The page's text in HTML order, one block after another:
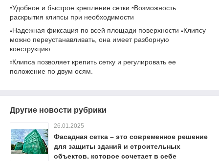
▫️Удобное и быстрое крепление сетки ▫️Возможность
раскрытия клипсы при необходимости
▫️Надежная фиксация по всей площади поверхности ▫️Клипсу
можно переустанавливать, она имеет разборную
конструкцию
▫️Клипса позволяет крепить сетку и регулировать ее
положение по двум осям.
Другие новости рубрики
26.01.2025
Фасадная сетка – это современное решение
для защиты зданий и строительных
объектов, которое сочетает в себе